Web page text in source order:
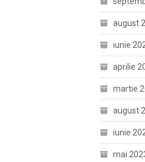
august
iunie
aprilie
martie
august
iunie
mai